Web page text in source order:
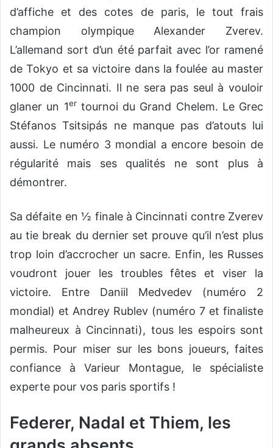
d’affiche et des cotes de paris, le tout frais
champion olympique Alexander Zverev.
L’allemand sort d’un été parfait avec l’or ramené
de Tokyo et sa victoire dans la foulée au master
1000 de Cincinnati. Il ne sera pas seul à vouloir
glaner un 1ertournoi du Grand Chelem. Le Grec
Stéfanos Tsitsipás ne manque pas d’atouts lui
aussi. Le numéro 3 mondial a encore besoin de
régularité mais ses qualités ne sont plus à
démontrer.
Sa défaite en ½ finale à Cincinnati contre Zverev
au tie break du dernier set prouve qu’il n’est plus
trop loin d’accrocher un sacre. Enfin, les Russes
voudront jouer les troubles fêtes et viser la
victoire. Entre Daniil Medvedev (numéro 2
mondial) et Andrey Rublev (numéro 7 et finaliste
malheureux à Cincinnati), tous les espoirs sont
permis. Pour miser sur les bons joueurs, faites
confiance à Varieur Montague, le spécialiste
experte pour vos paris sportifs !
Federer, Nadal et Thiem, les